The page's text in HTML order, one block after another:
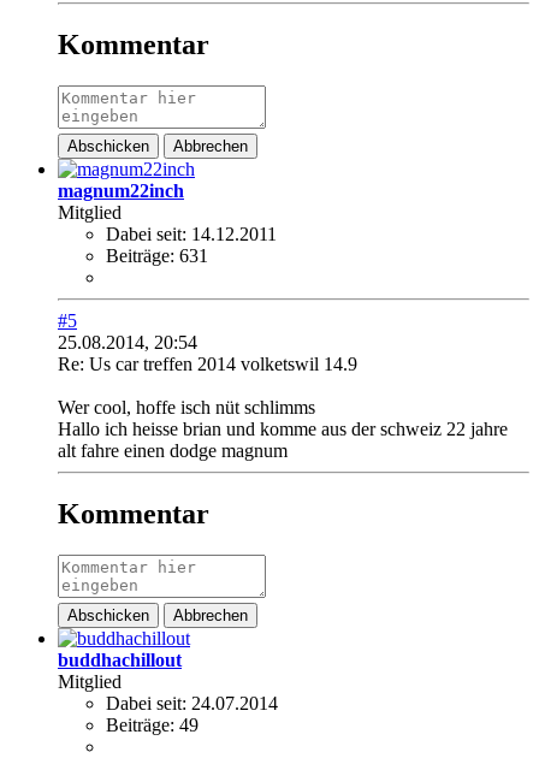
Kommentar
Abschicken Abbrechen
magnum22inch
Mitglied
Dabei seit: 14.12.2011
Beiträge: 631
#5
25.08.2014, 20:54
Re: Us car treffen 2014 volketswil 14.9
Wer cool, hoffe isch nüt schlimms
Hallo ich heisse brian und komme aus der schweiz 22 jahre
alt fahre einen dodge magnum
Kommentar
Abschicken Abbrechen
buddhachillout
Mitglied
Dabei seit: 24.07.2014
Beiträge: 49